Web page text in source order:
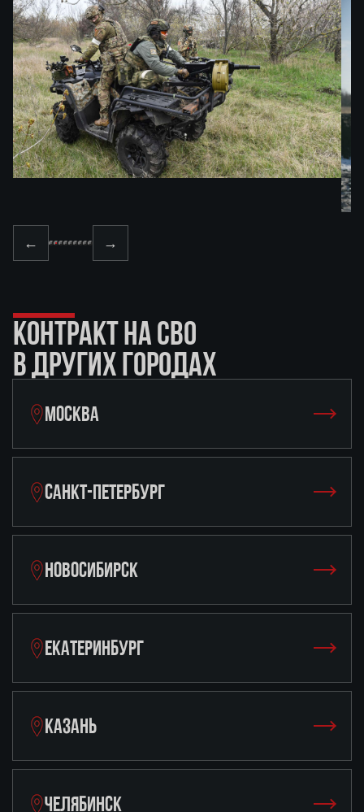
← →
КОНТРАКТ НА СВО
В ДРУГИХ ГОРОДАХ
МОСКВА
САНКТ-ПЕТЕРБУРГ
НОВОСИБИРСК
ЕКАТЕРИНБУРГ
КАЗАНЬ
ЧЕЛЯБИНСК